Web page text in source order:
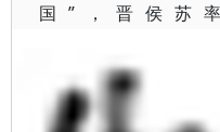
国”，晋侯苏